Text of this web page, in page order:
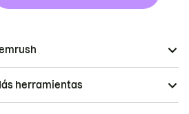
herramientas